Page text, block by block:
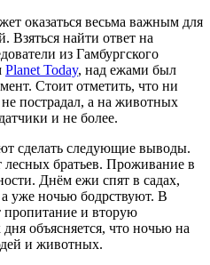
оказаться весьма важным для
Взяться найти ответ на
из Гамбургского
Planet Today, над ежами был
Стоит отметить, что ни
пострадал, а на животных
и не более.
сделать следующие выводы.
лесных братьев. Проживание в
Днём ежи спят в садах,
уже ночью бодрствуют. В
пропитание и вторую
объясняется, что ночью на
и животных.